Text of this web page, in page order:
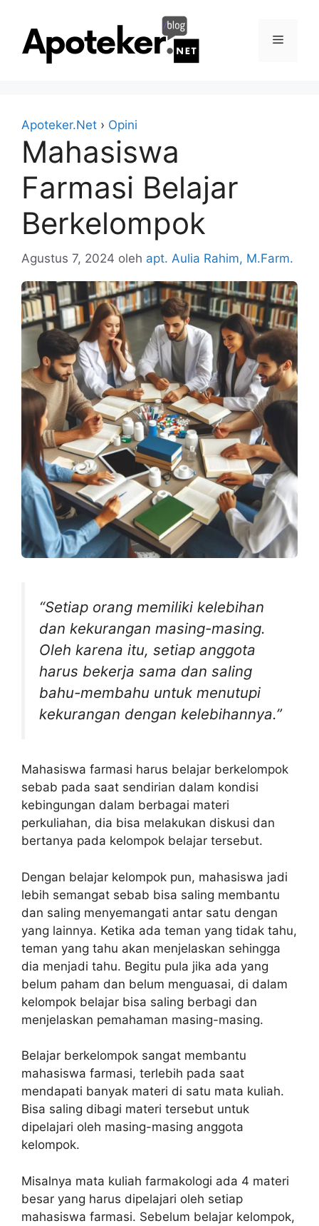
Menu
Apoteker.Net › Opini
Mahasiswa
Farmasi Belajar
Berkelompok
Agustus 7, 2024 oleh apt. Aulia Rahim, M.Farm.
“Setiap orang memiliki kelebihan
dan kekurangan masing-masing.
Oleh karena itu, setiap anggota
harus bekerja sama dan saling
bahu-membahu untuk menutupi
kekurangan dengan kelebihannya.”
Mahasiswa farmasi harus belajar berkelompok
sebab pada saat sendirian dalam kondisi
kebingungan dalam berbagai materi
perkuliahan, dia bisa melakukan diskusi dan
bertanya pada kelompok belajar tersebut.
Dengan belajar kelompok pun, mahasiswa jadi
lebih semangat sebab bisa saling membantu
dan saling menyemangati antar satu dengan
yang lainnya. Ketika ada teman yang tidak tahu,
teman yang tahu akan menjelaskan sehingga
dia menjadi tahu. Begitu pula jika ada yang
belum paham dan belum menguasai, di dalam
kelompok belajar bisa saling berbagi dan
menjelaskan pemahaman masing-masing.
Belajar berkelompok sangat membantu
mahasiswa farmasi, terlebih pada saat
mendapati banyak materi di satu mata kuliah.
Bisa saling dibagi materi tersebut untuk
dipelajari oleh masing-masing anggota
kelompok.
Misalnya mata kuliah farmakologi ada 4 materi
besar yang harus dipelajari oleh setiap
mahasiswa farmasi. Sebelum belajar kelompok,